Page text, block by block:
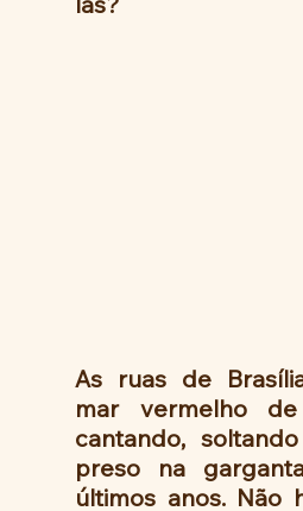
As ruas de
mar vermelho
cantando,
preso na
últimos anos. Não